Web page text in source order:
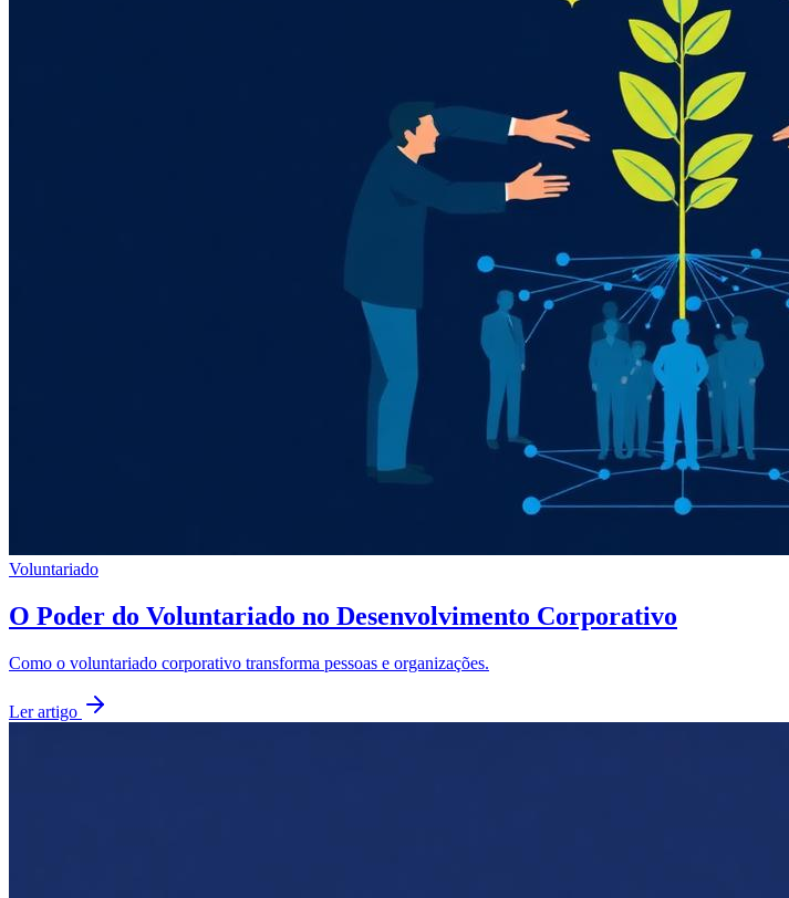
Voluntariado
O Poder do Voluntariado no Desenvolvimento Corporativo
Como o voluntariado corporativo transforma pessoas e organizações.
Ler artigo